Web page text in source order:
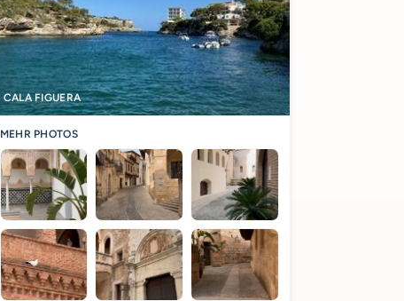
CALA FIGUERA
MEHR PHOTOS